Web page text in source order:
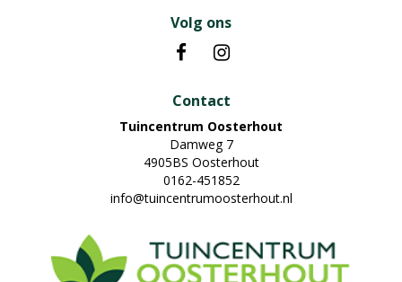
Volg ons
Contact
Tuincentrum Oosterhout
Damweg 7
4905BS Oosterhout
0162-451852
info@tuincentrumoosterhout.nl